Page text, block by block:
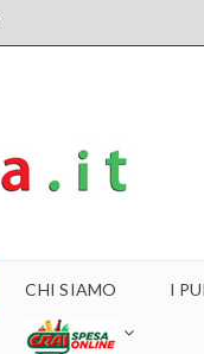
CHI SIAMO I